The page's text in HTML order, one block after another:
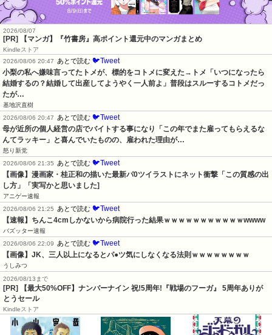
2026/08/07
[PR] 【マンガ】『竹書房』高ポイント還元中のマンガまとめ
Kindleストア
2026/08/06 20:47 あとで読む 🐦Tweet
小梨の私へ嫌味言ってたトメが、標的をコトメに変えた→トメ「いつになったら
結婚するの？結婚して出産してようやく一人前よ」普段はスルーするコトメだっ
たが…
基地沢直樹
2026/08/06 20:47 あとで読む 🐦Tweet
母が近所の個人経営の店でバイトする事になり「この年でまた雇ってもらえるな
んてラッキー」と喜んでいたものの、雇われた理由が…
怒り新党
2026/08/06 21:35 あとで読む 🐦Tweet
【画像】漫画家・桂正和の描いた最新パ0ツイラストにネット衝撃「この質感の出
し方」「実写かと思いました]
アニゲー速報
2026/08/06 21:25 あとで読む 🐦Tweet
【速報】ちんこ4cmしかないから病院行った結果ｗｗｗｗｗｗｗｗｗｗｗwwww
バズッター速報
2026/08/06 22:09 あとで読む 🐦Tweet
【画像】JK、三人以上になるとパ●ツ気にしなくなる法則ｗｗｗｗｗｗｗｗ
うしみつ
2026/08/13まで
[PR] 【最大50%OFF】ナンバーナイン 祝!5周年!『戦場のフーガ』 5周年ありが
とうセール
Kindleストア